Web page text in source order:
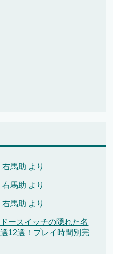
右馬助 より
右馬助 より
右馬助 より
ースイッチの隠れた名
12選！プレイ時間別完